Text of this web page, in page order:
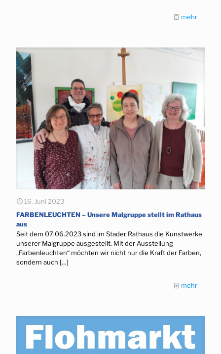
mehr
16. Juni 2023
FARBENLEUCHTEN – Unsere Malgruppe stellt im Rathaus
aus
Seit dem 07.06.2023 sind im Stader Rathaus die Kunstwerke
unserer Malgruppe ausgestellt. Mit der Ausstellung
„Farbenleuchten“ möchten wir nicht nur die Kraft der Farben,
sondern auch […]
mehr